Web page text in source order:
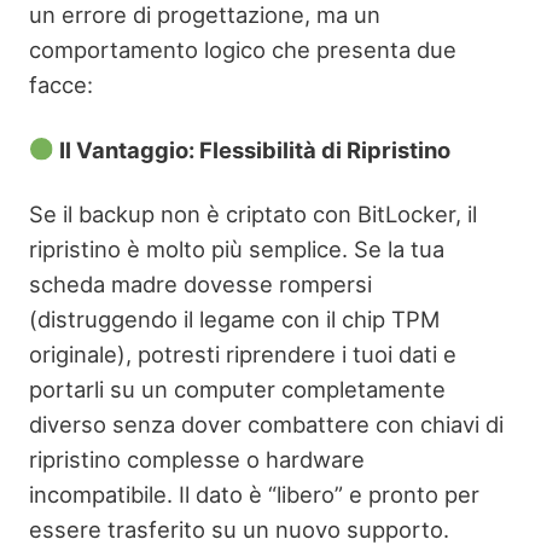
un errore di progettazione, ma un
comportamento logico che presenta due
facce:
Il Vantaggio: Flessibilità di Ripristino
Se il backup non è criptato con BitLocker, il
ripristino è molto più semplice. Se la tua
scheda madre dovesse rompersi
(distruggendo il legame con il chip TPM
originale), potresti riprendere i tuoi dati e
portarli su un computer completamente
diverso senza dover combattere con chiavi di
ripristino complesse o hardware
incompatibile. Il dato è “libero” e pronto per
essere trasferito su un nuovo supporto.